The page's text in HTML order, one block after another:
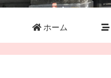
ホーム